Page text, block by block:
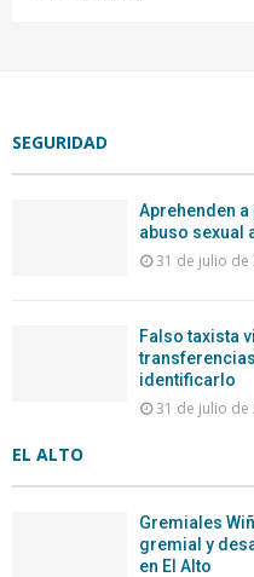
SEGURIDAD
Aprehenden
abuso sexual
31 de julio de
Falso taxista
identificarlo
31 de julio de
EL ALTO
Gremiales
gremial y
en El Alto